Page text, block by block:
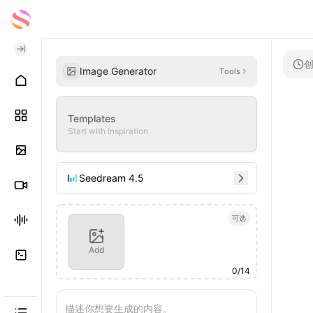
Image Generator Tools
Templates
Start with inspiration
Seedream 4.5
可选
Add
0/14
描述你想要生成的内容。